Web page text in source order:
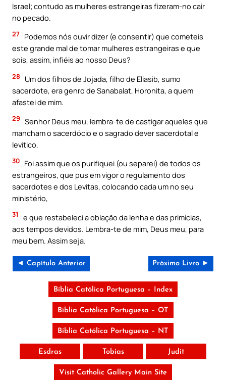
Israel; contudo as mulheres estrangeiras fizeram-no cair
no pecado.
27 Podemos nós ouvir dizer (e consentir) que cometeis
este grande mal de tomar mulheres estrangeiras e que
sois, assim, infiéis ao nosso Deus?
28
Um dos filhos de Jojada, filho de Eliasib, sumo
sacerdote, era genro de Sanabalat, Horonita, a quem
afastei de mim.
29 Senhor Deus meu, lembra-te de castigar aqueles que
mancham o sacerdócio e o sagrado dever sacerdotal e
levítico.
30 Foi assim que os purifiquei (ou separei) de todos os
estrangeiros, que pus em vigor o regulamento dos
sacerdotes e dos Levitas, colocando cada um no seu
ministério,
31
e que restabeleci a oblação da lenha e das primícias,
aos tempos devidos. Lembra-te de mim, Deus meu, para
meu bem. Assim seja.
◄ Capítulo Anterior Próximo Livro ►
Bíblia Católica Portuguesa – Index
Bíblia Católica Portuguesa – OT
Bíblia Católica Portuguesa – NT
Esdras Tobias Judit
Visit Catholic Gallery Main Site